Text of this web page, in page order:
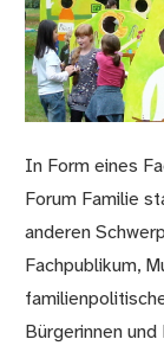
In Form eines
Forum Familie
anderen
Fachpublikum,
Bürgerinnen und